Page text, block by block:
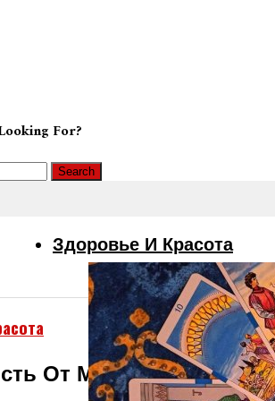
For?
Здоровье И Красота
От Мужчин И